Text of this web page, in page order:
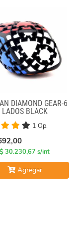
DIAMOND GEAR-6
LADOS BLACK
1 Op.
30.230,67 s/int
Agregar